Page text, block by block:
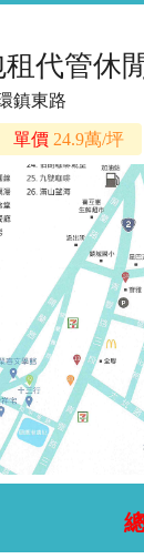
代管休
鎮東路
單價 24.9萬/坪